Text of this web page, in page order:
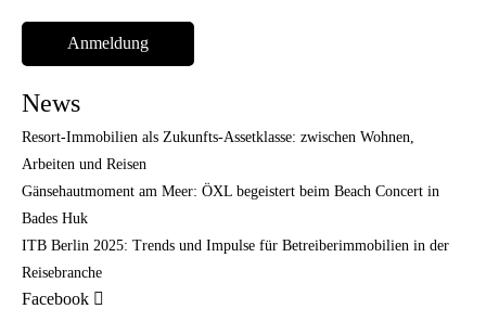
News
Resort-Immobilien als Zukunfts-Assetklasse: zwischen Wohnen,
Arbeiten und Reisen
Gänsehautmoment am Meer: ÖXL begeistert beim Beach Concert in
Bades Huk
ITB Berlin 2025: Trends und Impulse für Betreiberimmobilien in der
Reisebranche
Facebook